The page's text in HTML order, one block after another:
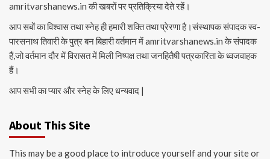
amritvarshanews.in की खबरों पर प्रतिक्रिया देते रहें।
आप सबों का विश्वास तथा स्नेह ही हमारी शक्ति तथा प्रेरणा है।संस्थापक संपादक स्व-
पारसनाथ तिवारी के पुत्र बन बिहारी वर्तमान में amritvarshanews.in के संपादक
हैं,जो वर्तमान दौर में विरासत में मिली निष्पक्ष तथा जनहितैषी पत्रकारिता के ध्वजवाहक
हैं।
आप सभी का प्यार और स्नेह के लिए धन्यवाद |
About This Site
This may be a good place to introduce yourself and your site or